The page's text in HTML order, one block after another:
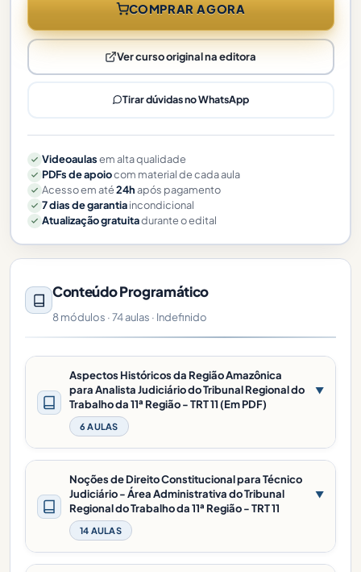
Conteúdo Programático
8 módulos · 74 aulas · Indefinido
Aspectos Históricos da Região Amazônica
para Analista Judiciário do Tribunal Regional do
Trabalho da 11ª Região - TRT 11 (Em PDF)
6 AULAS
▼
Noções de Direito Constitucional para Técnico
Judiciário - Área Administrativa do Tribunal
Regional do Trabalho da 11ª Região - TRT 11
14 AULAS
▼
COMPRAR AGORA
Ver curso original na editora
Tirar dúvidas no WhatsApp
Videoaulasem alta qualidade
PDFs de apoiocom material de cada aula
Acesso em até24hapós pagamento
7 dias de garantiaincondicional
Atualização gratuitadurante o edital